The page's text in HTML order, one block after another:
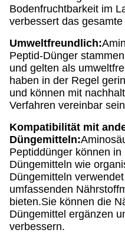
Bodenfruchtbarkeit im
verbessert das
Umweltfreundlich:
Peptid-Dünger
und gelten als
haben in der Regel
und können mit
Verfahren vereinbar
Kompatibilität mit
Düngemitteln:
Peptiddünger können
Düngemitteln wie
Düngemitteln
umfassenden
bieten.Sie können die
Düngemittel ergänzen
verbessern.